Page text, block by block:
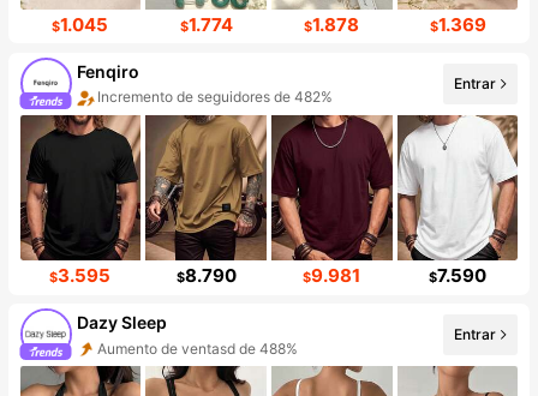
$1.045 $1.774 $1.878 $1.369
Fenqiro
Incremento de seguidores de 482%
Entrar
$3.595 $8.790 $9.981 $7.590
Dazy Sleep
Aumento de ventasd de 488%
Aumento de seguidores 999%+
Entrar